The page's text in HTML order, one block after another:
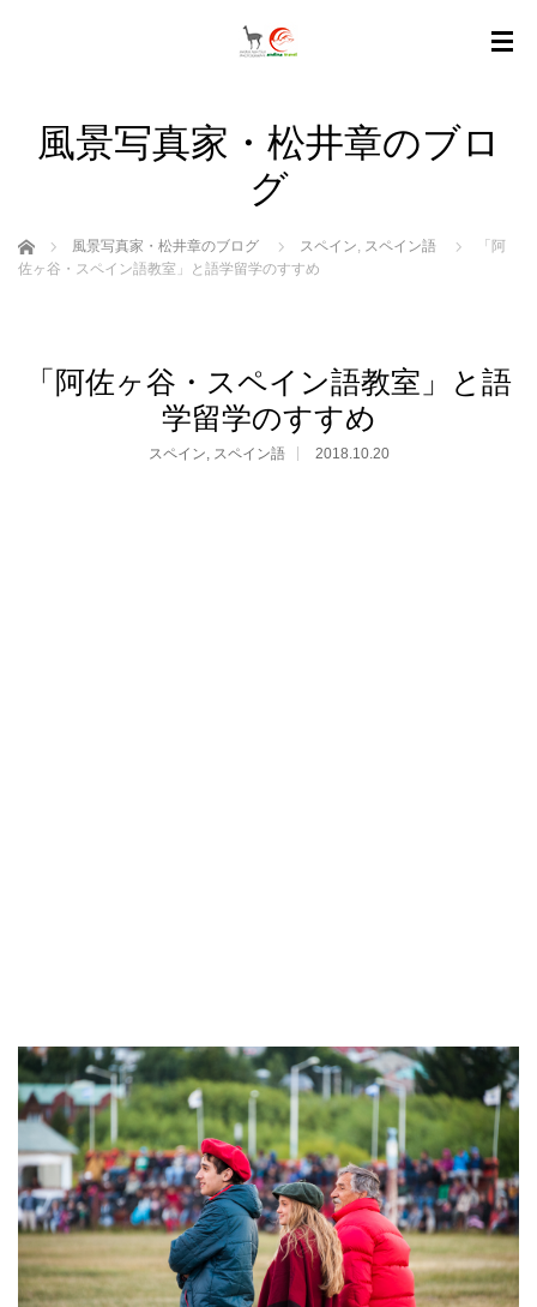
風景写真家・松井章のブロ
グ
ホーム 風景写真家・松井章のブログ スペイン, スペイン語
「阿
佐ヶ谷・スペイン語教室」と語学留学のすすめ
「阿佐ヶ谷・スペイン語教室」と語
学留学のすすめ
スペイン, スペイン語 2018.10.20